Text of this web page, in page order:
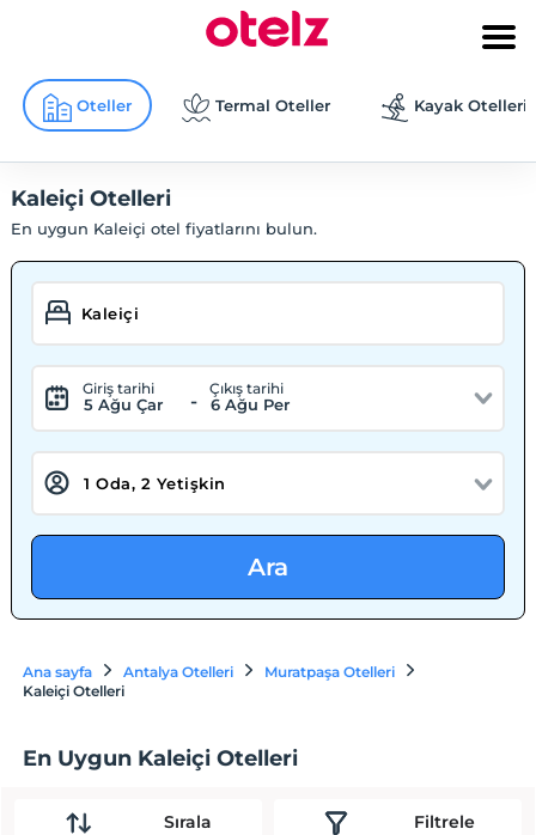
Oteller Termal Oteller Kayak Otelleri
Kaleiçi Otelleri
En uygun Kaleiçi otel fiyatlarını bulun.
Giriş tarihi
5 Ağu Çar -
Çıkış tarihi
6 Ağu Per
Ara
Ana sayfa Antalya Otelleri
Muratpaşa Otelleri
Kaleiçi Otelleri
En Uygun Kaleiçi Otelleri
Sırala Filtrele